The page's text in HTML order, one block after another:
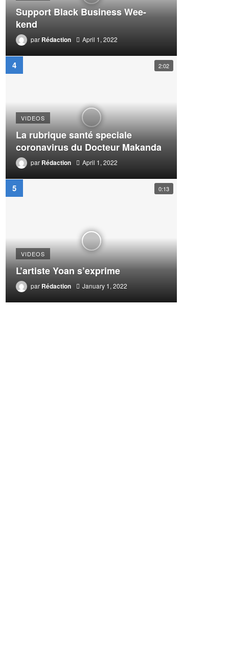
Support Black Business Wee-
kend
par Rédaction April 1, 2022
2:02
VIDEOS
La rubrique santé speciale
coronavirus du Docteur Makanda
par Rédaction April 1, 2022
0:13
VIDEOS
L’artiste Yoan s’exprime
par Rédaction January 1, 2022